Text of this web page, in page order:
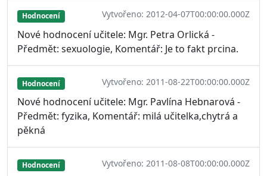
Hodnocení Vytvořeno: 2012-04-07T00:00:00.000Z
Nové hodnocení učitele: Mgr. Petra Orlická -
Předmět: sexuologie, Komentář: Je to fakt prcina.
Hodnocení Vytvořeno: 2011-08-22T00:00:00.000Z
Nové hodnocení učitele: Mgr. Pavlína Hebnarová -
Předmět: fyzika, Komentář: milá učitelka,chytrá a
pěkná
Hodnocení Vytvořeno: 2011-08-08T00:00:00.000Z